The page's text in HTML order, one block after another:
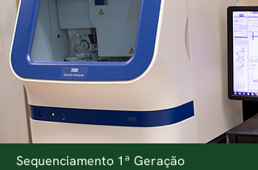
Sequenciamento 1ª Geração